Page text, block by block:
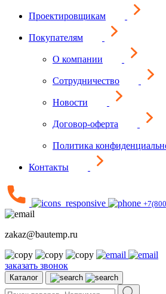
Проектировщикам
Покупателям
О компании
Сотрудничество
Новости
Договор-оферта
Политика
Контакты
zakaz@bautemp.ru
заказать звонок
Каталог